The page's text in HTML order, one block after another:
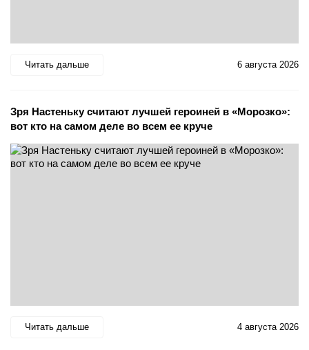
Читать дальше 6 августа 2026
Зря Настеньку считают лучшей героиней в «Морозко»:
вот кто на самом деле во всем ее круче
Читать дальше 4 августа 2026